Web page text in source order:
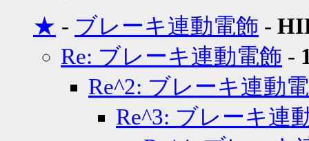
★ - ブレーキ連動電飾 -
Re: ブレーキ連動電飾 -
Re^2: ブレーキ連動
Re^3: ブレーキ連